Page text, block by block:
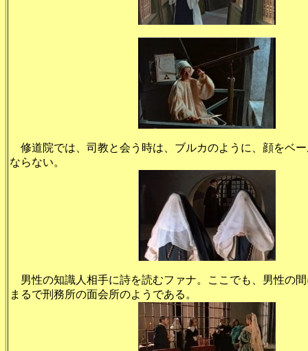
修道院では、司教と会う時は、ブルカのように、顔をベ
ならない。
男性の知識人相手に詩を読むファナ。ここでも、男性の
まるで刑務所の面会所のようである。